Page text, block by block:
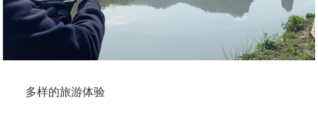
多样的旅游体验